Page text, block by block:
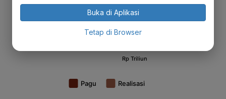
Buka di Aplikasi
Tetap di Browser